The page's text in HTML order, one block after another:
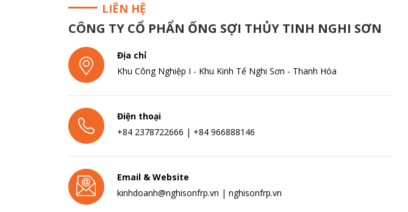
LIÊN HỆ
CÔNG TY CỔ PHẨN ỐNG SỢI THỦY TINH NGHI SƠN
Địa chỉ
Khu Công Nghiệp I - Khu Kinh Tế Nghi Sơn - Thanh Hóa
Điện thoại
+84 2378722666 | +84 966888146
Email & Website
kinhdoanh@nghisonfrp.vn | nghisonfrp.vn